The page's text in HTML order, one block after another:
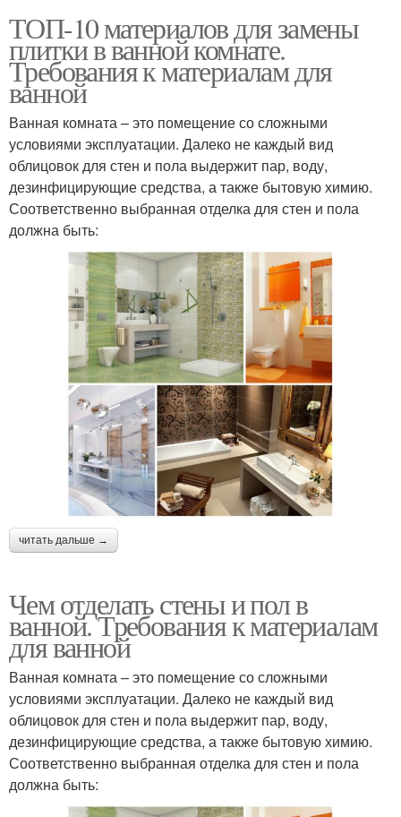
ТОП-10 материалов для замены
плитки в ванной комнате.
Требования к материалам для
ванной
Ванная комната – это помещение со сложными
условиями эксплуатации. Далеко не каждый вид
облицовок для стен и пола выдержит пар, воду,
дезинфицирующие средства, а также бытовую химию.
Соответственно выбранная отделка для стен и пола
должна быть:
читать дальше →
Чем отделать стены и пол в
ванной. Требования к материалам
для ванной
Ванная комната – это помещение со сложными
условиями эксплуатации. Далеко не каждый вид
облицовок для стен и пола выдержит пар, воду,
дезинфицирующие средства, а также бытовую химию.
Соответственно выбранная отделка для стен и пола
должна быть: